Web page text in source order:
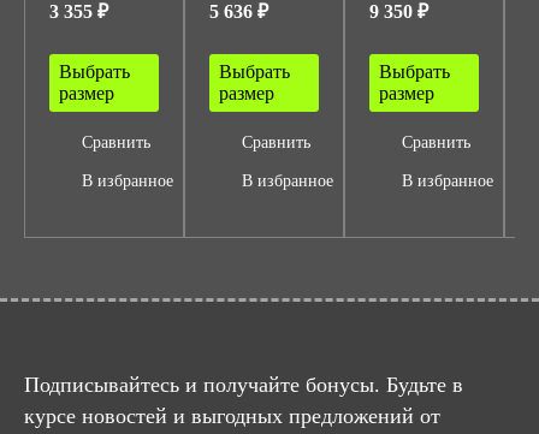
3 355 ₽
Выбрать
размер
Сравнить
В избранное
5 636 ₽
Выбрать
размер
Сравнить
В избранное
9 350 ₽
Выбрать
размер
Сравнить
В избранное
Подписывайтесь и получайте бонусы. Будьте в
курсе новостей и выгодных предложений от